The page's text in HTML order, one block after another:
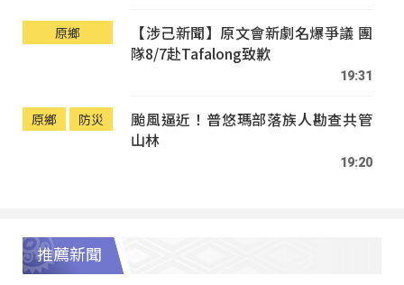
原鄉
【涉己新聞】原文會新劇名爆爭議 團
隊8/7赴Tafalong致歉
19:31
原鄉 防災
颱風逼近！普悠瑪部落族人勘查共管
山林
19:20
推薦新聞